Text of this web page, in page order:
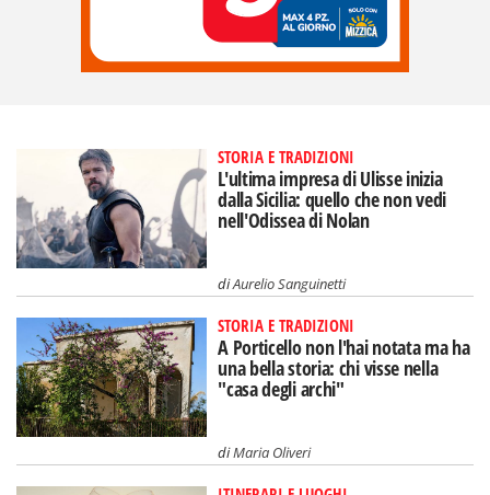
STORIA E TRADIZIONI
L'ultima impresa di Ulisse inizia
dalla Sicilia: quello che non vedi
nell'Odissea di Nolan
diAurelio Sanguinetti
STORIA E TRADIZIONI
A Porticello non l'hai notata ma ha
una bella storia: chi visse nella
"casa degli archi"
diMaria Oliveri